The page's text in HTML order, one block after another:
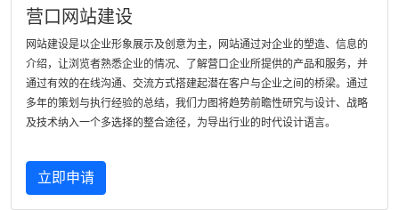
营口网站建设
网站建设是以企业形象展示及创意为主，网站通过对企业的塑造、信息的
介绍，让浏览者熟悉企业的情况、了解营口企业所提供的产品和服务，并
通过有效的在线沟通、交流方式搭建起潜在客户与企业之间的桥梁。通过
多年的策划与执行经验的总结，我们力图将趋势前瞻性研究与设计、战略
及技术纳入一个多选择的整合途径，为导出行业的时代设计语言。
立即申请